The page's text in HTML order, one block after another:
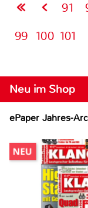
91
99 100 101
Neu im Shop
ePaper Jahres-